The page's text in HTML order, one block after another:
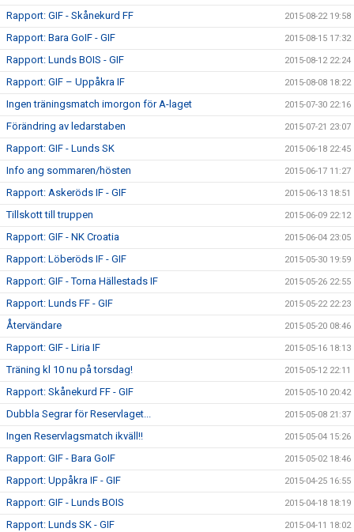
Rapport: GIF - Skånekurd FF 2015-08-22 19:58
Rapport: Bara GoIF - GIF 2015-08-15 17:32
Rapport: Lunds BOIS - GIF 2015-08-12 22:24
Rapport: GIF – Uppåkra IF 2015-08-08 18:22
Ingen träningsmatch imorgon för A-laget 2015-07-30 22:16
Förändring av ledarstaben 2015-07-21 23:07
Rapport: GIF - Lunds SK 2015-06-18 22:45
Info ang sommaren/hösten 2015-06-17 11:27
Rapport: Askeröds IF - GIF 2015-06-13 18:51
Tillskott till truppen 2015-06-09 22:12
Rapport: GIF - NK Croatia 2015-06-04 23:05
Rapport: Löberöds IF - GIF 2015-05-30 19:59
Rapport: GIF - Torna Hällestads IF 2015-05-26 22:55
Rapport: Lunds FF - GIF 2015-05-22 22:23
Återvändare 2015-05-20 08:46
Rapport: GIF - Liria IF 2015-05-16 18:13
Träning kl 10 nu på torsdag! 2015-05-12 22:11
Rapport: Skånekurd FF - GIF 2015-05-10 20:42
Dubbla Segrar för Reservlaget... 2015-05-08 21:37
Ingen Reservlagsmatch ikväll!! 2015-05-04 15:26
Rapport: GIF - Bara GoIF 2015-05-02 18:46
Rapport: Uppåkra IF - GIF 2015-04-25 16:55
Rapport: GIF - Lunds BOIS 2015-04-18 18:19
Rapport: Lunds SK - GIF 2015-04-11 18:02